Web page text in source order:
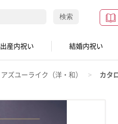
検索
出産内祝い 結婚内祝い
アズユーライク（洋・和） カタ